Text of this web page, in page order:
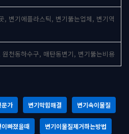
, 변기에플라스틱, 변기뚫는업체, 변기역
천동하수구, 매탄동변기, 변기뚫는비용
문가 변기막힘해결 변기속이물질
빠졌을때 변기이물질제거하는방법